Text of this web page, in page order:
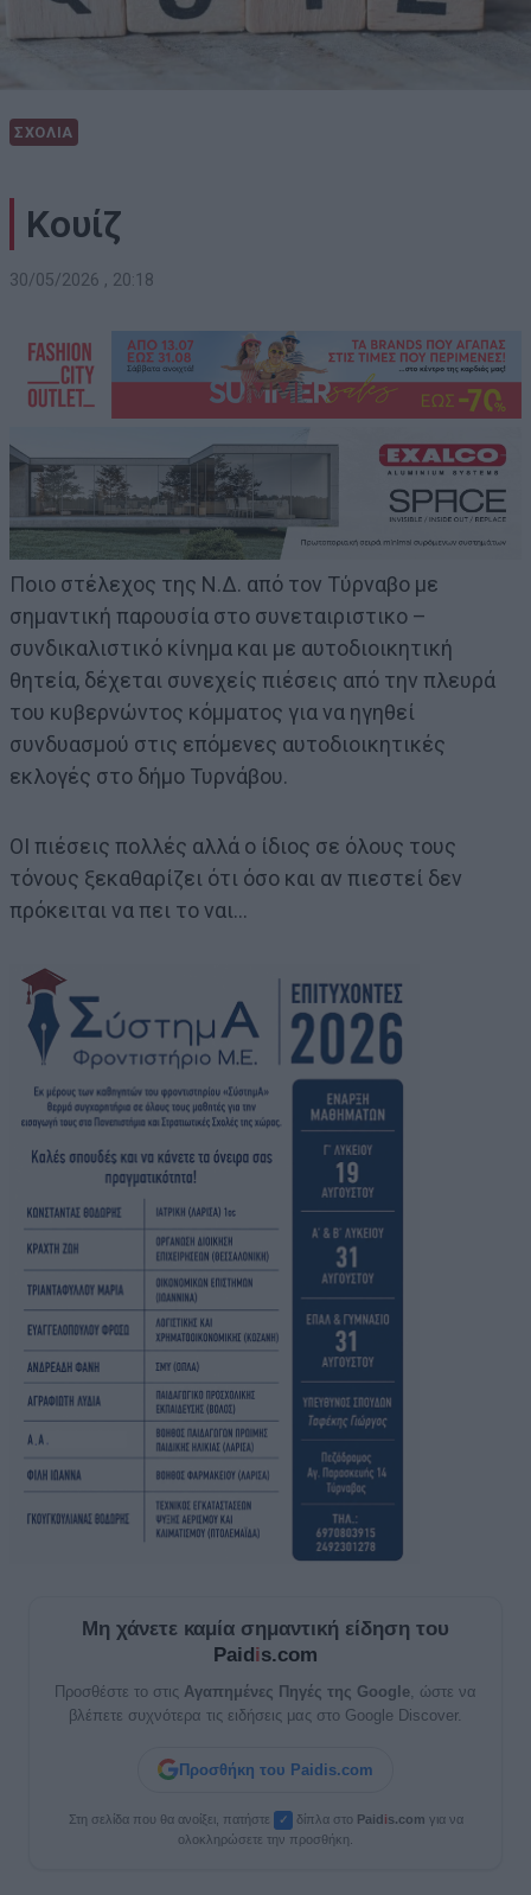
ΣΧΟΛΙΑ
Κουίζ
30/05/2026 , 20:18
Ποιο στέλεχος της Ν.Δ. από τον Τύρναβο με
σημαντική παρουσία στο συνεταιριστικο –
συνδικαλιστικό κίνημα και με αυτοδιοικητική
θητεία, δέχεται συνεχείς πιέσεις από την πλευρά
του κυβερνώντος κόμματος για να ηγηθεί
συνδυασμού στις επόμενες αυτοδιοικητικές
εκλογές στο δήμο Τυρνάβου.
ΟΙ πιέσεις πολλές αλλά ο ίδιος σε όλους τους
τόνους ξεκαθαρίζει ότι όσο και αν πιεστεί δεν
πρόκειται να πει το ναι…
Μη χάνετε καμία σημαντική είδηση του
Paidis.com
Προσθέστε το στις Αγαπημένες Πηγές της Google , ώστε να
βλέπετε συχνότερα τις ειδήσεις μας στο Google Discover.
Προσθήκη του Paidis.com
Στη σελίδα που θα ανοίξει, πατήστε ✓ δίπλα στο Paidis.com για να
ολοκληρώσετε την προσθήκη.